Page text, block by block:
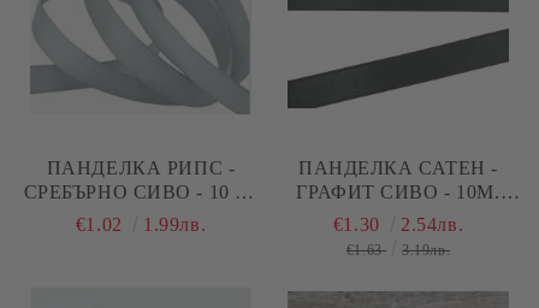
ПАНДЕЛКА РИПС -
СРЕБЪРНО СИВО - 10 М.
№43
€1.02 1.99лв.
ПАНДЕЛКА САТЕН -
ГРАФИТ СИВО - 10М.
№59
€1.30 2.54лв.
€1.63 3.19лв.